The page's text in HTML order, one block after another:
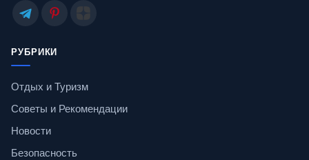
РУБРИКИ
Отдых и Туризм
Советы и Рекомендации
Новости
Безопасность